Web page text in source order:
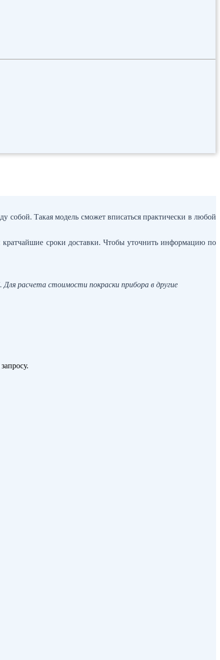
собой. Такая модель сможет вписаться практически в любой
сроки доставки. Чтобы уточнить информацию по
Для расчета стоимости покраски прибора в другие